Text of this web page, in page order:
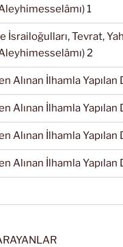
1
İsrailoğulları, Tevrat,
2
Alınan İlhamla Yapılan
Alınan İlhamla Yapılan
Alınan İlhamla Yapılan
Alınan İlhamla Yapılan